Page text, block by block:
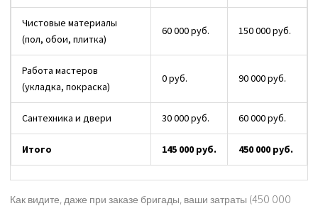
Чистовые материалы
(пол, обои, плитка)
60 000 руб. 150 000 руб.
Работа мастеров
(укладка, покраска)
0 руб. 90 000 руб.
Сантехника и двери 30 000 руб. 60 000 руб.
Итого 145 000 руб. 450 000 руб.
Как видите, даже при заказе бригады, ваши затраты (450 000